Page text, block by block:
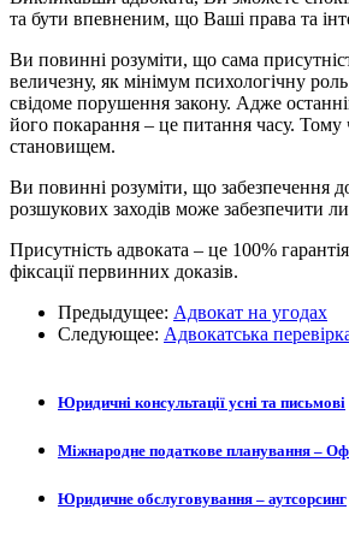
та бути впевненим, що Ваші права та
Ви повинні розуміти, що сама
величезну, як мінімум психологічну
свідоме порушення закону. Адже
його покарання – це питання часу.
становищем.
Ви повинні розуміти, що забезпечення
розшукових заходів може забезпечити
Присутність адвоката – це 100%
фіксації первинних доказів.
Предыдущее: Адвокат на угодах
Следующее: Адвокатська
Юридичні консультації усні та письмові
Міжнародне податкове планування –
Юридичне обслуговування – аутсорсинг